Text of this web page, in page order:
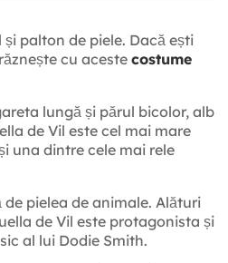
palton de piele. Dacă ești
cu acestecostume
lungă și părul bicolor, alb
de Vil este cel mai mare
una dintre cele mai rele
pielea de animale. Alături
de Vil este protagonista și
al lui Dodie Smith.